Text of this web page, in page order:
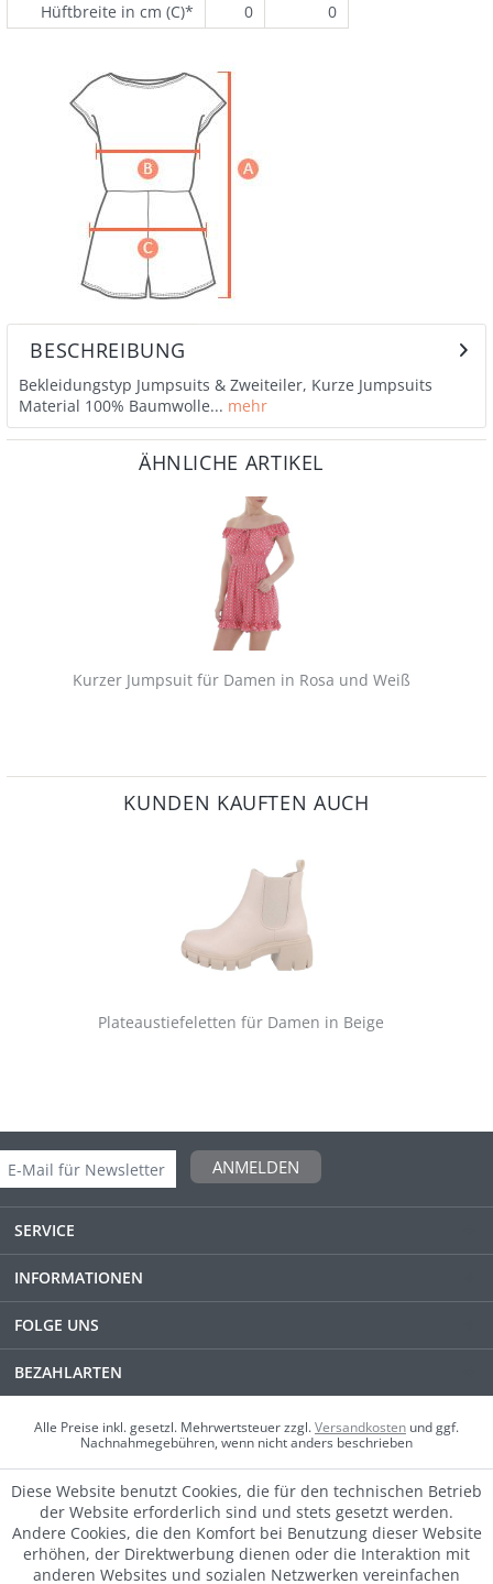
Hüftbreite in cm (C)*
0 0
BESCHREIBUNG
Bekleidungstyp Jumpsuits & Zweiteiler, Kurze Jumpsuits
Material 100% Baumwolle... mehr
ÄHNLICHE ARTIKEL
Kurzer Jumpsuit für Damen in Rosa und Weiß
KUNDEN KAUFTEN AUCH
Plateaustiefeletten für Damen in Beige
ANMELDEN
SERVICE
INFORMATIONEN
FOLGE UNS
BEZAHLARTEN
Alle Preise inkl. gesetzl. Mehrwertsteuer zzgl.Versandkosten und ggf.
Nachnahmegebühren, wenn nicht anders beschrieben
Diese Website benutzt Cookies, die für den technischen Betrieb
der Website erforderlich sind und stets gesetzt werden.
Andere Cookies, die den Komfort bei Benutzung dieser Website
erhöhen, der Direktwerbung dienen oder die Interaktion mit
anderen Websites und sozialen Netzwerken vereinfachen